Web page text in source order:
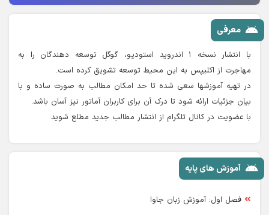
معرفی
با انتشار نسخه ۱ اندروید استودیو، گوگل توسعه دهندگان را به
مهاجرت از اکلیپس به این محیط توسعه تشویق کرده است.
در تهیه آموزشها سعی شده تا حد امکان مطالب به صورت ساده و با
بیان جزئیات ارائه شود تا درک آن برای کاربران آماتور نیز آسان باشد.
با عضویت در کانال تلگرام از انتشار مطالب جدید مطلع شوید
آموزش های پایه
فصل اول: آموزش زبان جاوا